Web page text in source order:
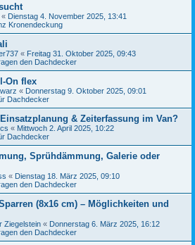
« Dienstag 4. November 2025, 13:41
Kronendeckung
« Freitag 31. Oktober 2025, 09:43
den Dachdecker
On flex
« Donnerstag 9. Oktober 2025, 09:01
Dachdecker
& Zeiterfassung im Van?
« Mittwoch 2. April 2025, 10:22
Dachdecker
Sprühdämmung, Galerie oder
« Dienstag 18. März 2025, 09:10
den Dachdecker
(8x16 cm) – Möglichkeiten und
Ziegelstein « Donnerstag 6. März 2025, 16:12
den Dachdecker